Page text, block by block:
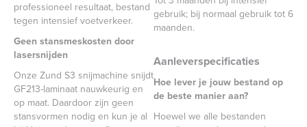
professioneel resultaat, bestand
tegen intensief voetverkeer.
Geen stansmeskosten door
lasersnijden
Onze Zund S3 snijmachine snijdt
GF213-laminaat nauwkeurig en
op maat. Daardoor zijn geen
stansvormen nodig en kun je al
gebruik; bij normaal gebruik tot 6
maanden.
Aanleverspecificaties
Hoe lever je jouw bestand op
de beste manier aan?
Hoewel we alle bestanden